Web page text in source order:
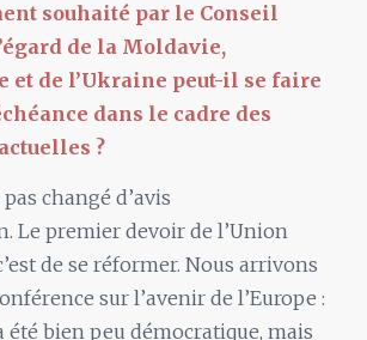
souhaité par le Conseil
de laMoldavie,
et de l’Ukraine peut-il se faire
dans le cadre des
?
changé d’avis
Le premier devoir de l’Union
de se réformer. Nous arrivons
sur l’avenir de l’Europe :
été bien peu démocratique, mais